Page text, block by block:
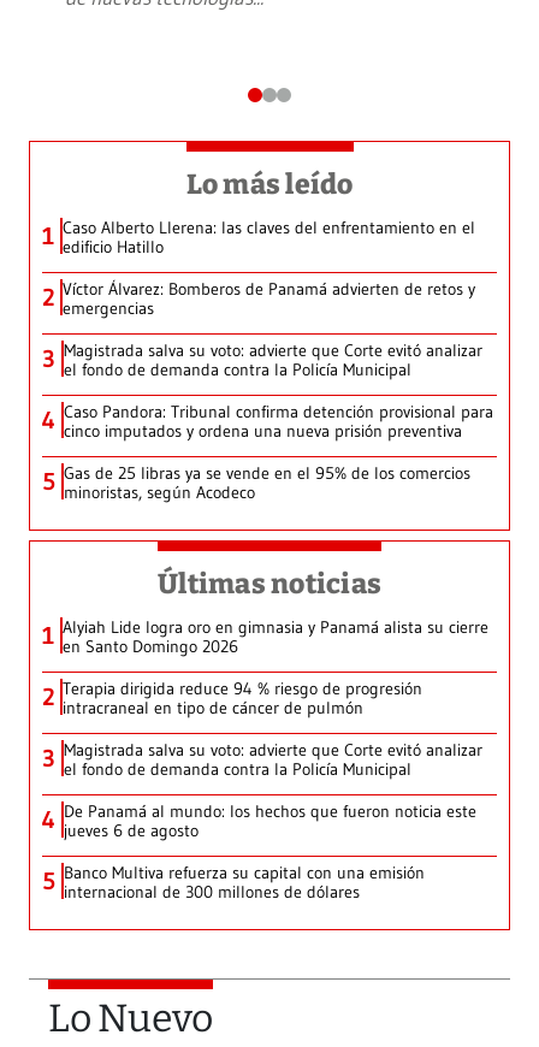
Lo más leído
1 Caso Alberto Llerena: las claves del enfrentamiento en el
edificio Hatillo
2 Víctor Álvarez: Bomberos de Panamá advierten de retos y
emergencias
3 Magistrada salva su voto: advierte que Corte evitó analizar
el fondo de demanda contra la Policía Municipal
4 Caso Pandora: Tribunal confirma detención provisional para
cinco imputados y ordena una nueva prisión preventiva
5 Gas de 25 libras ya se vende en el 95% de los comercios
minoristas, según Acodeco
Últimas noticias
1 Alyiah Lide logra oro en gimnasia y Panamá alista su cierre
en Santo Domingo 2026
2 Terapia dirigida reduce 94 % riesgo de progresión
intracraneal en tipo de cáncer de pulmón
3 Magistrada salva su voto: advierte que Corte evitó analizar
el fondo de demanda contra la Policía Municipal
4 De Panamá al mundo: los hechos que fueron noticia este
jueves 6 de agosto
5 Banco Multiva refuerza su capital con una emisión
internacional de 300 millones de dólares
Lo Nuevo